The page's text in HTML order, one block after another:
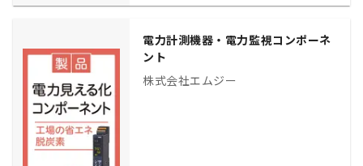
電力計測機器・電力監視コンポーネ
ント
株式会社エムジー